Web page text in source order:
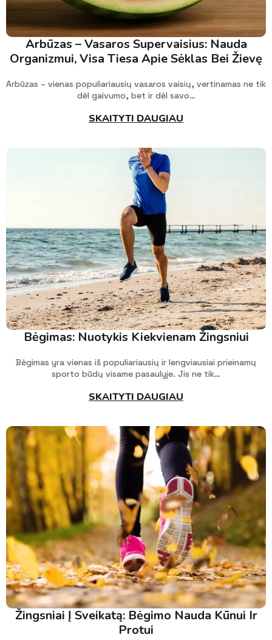
Arbūzas – Vasaros Supervaisius: Nauda
Organizmui, Visa Tiesa Apie Sėklas Bei Žievę
Arbūzas – vienas populiariausių vasaros vaisių, vertinamas ne tik
dėl gaivumo, bet ir dėl savo…
SKAITYTI DAUGIAU
Bėgimas: Nuotykis Kiekvienam Žingsniui
Bėgimas yra vienas iš populiariausių ir lengviausiai prieinamų
sporto būdų visame pasaulyje. Jis ne tik…
SKAITYTI DAUGIAU
Žingsniai Į Sveikatą: Bėgimo Nauda Kūnui Ir
Protui